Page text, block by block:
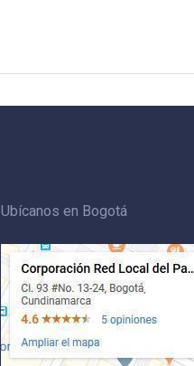
Ubícanos en Bogotá